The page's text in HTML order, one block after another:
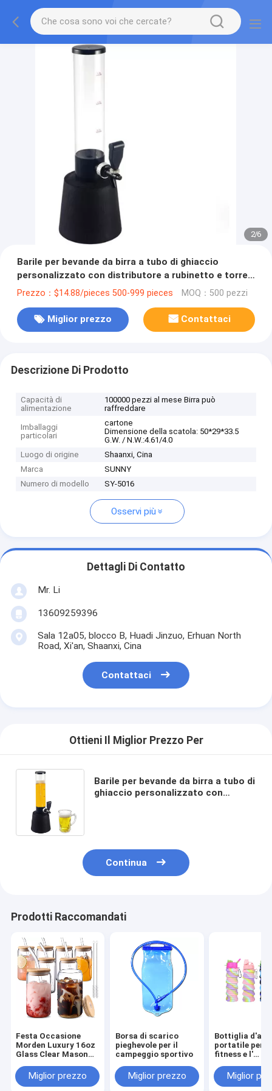
2/6
Barile per bevande da birra a tubo di ghiaccio
personalizzato con distributore a rubinetto e torre
di birra raffreddata con ghiaccio
Prezzo：$14.88/pieces 500-999 pieces MOQ：500 pezzi
Miglior prezzo Contattaci
Descrizione Di Prodotto
Capacità di
alimentazione
100000 pezzi al mese Birra può
raffreddare
Imballaggi
particolari
cartone
Dimensione della scatola: 50*29*33.5
G.W. / N.W.:4.61/4.0
Luogo di origine
Shaanxi, Cina
Marca
SUNNY
Numero di modello
SY-5016
Osservi più
Dettagli Di Contatto
Mr. Li
13609259396
Sala 12a05, blocco B, Huadi Jinzuo, Erhuan North
Road, Xi'an, Shaanxi, Cina
Contattaci
Ottieni Il Miglior Prezzo Per
Barile per bevande da birra a tubo di
ghiaccio personalizzato con
Continua
Prodotti Raccomandati
Festa Occasione
Morden Luxury 16oz
Glass Clear Mason
Bambù e Paglia
Miglior prezzo
Borsa di scarico
pieghevole per il
campeggio sportivo
Miglior prezzo
Bottiglia
portatile per il
fitness e l'
Camouflage
pieghevole in
Miglior